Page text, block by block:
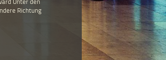
Richtung